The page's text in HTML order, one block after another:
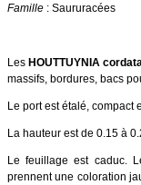
Famille : Saururacées
Les HOUTTUYNIA
massifs, bordures, bacs
Le port est étalé, compact
La hauteur est de 0.15 à
Le feuillage est caduc.
prennent une coloration